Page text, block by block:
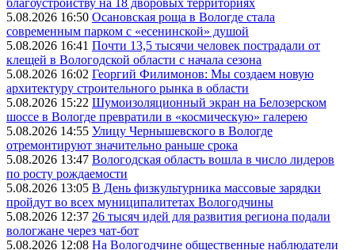
5.08.2026 16:50 Осановская роща в Вологде стала
современным парком с «есенинской» душой
5.08.2026 16:41 Почти 13,5 тысячи человек пострадали от
клещей в Вологодской области с начала сезона
5.08.2026 16:02 Георгий Филимонов: Мы создаем новую
архитектуру строительного рынка в области
5.08.2026 15:22 Шумоизоляционный экран на Белозерском
шоссе в Вологде превратили в «космическую» галерею
5.08.2026 14:55 Улицу Чернышевского в Вологде
отремонтируют значительно раньше срока
5.08.2026 13:47 Вологодская область вошла в число лидеров
по росту рождаемости
5.08.2026 13:05 В День физкультурника массовые зарядки
пройдут во всех муниципалитетах Вологодчины
5.08.2026 12:37 26 тысяч идей для развития региона подали
вологжане через чат-бот
5.08.2026 12:08 На Вологодчине общественные наблюдатели